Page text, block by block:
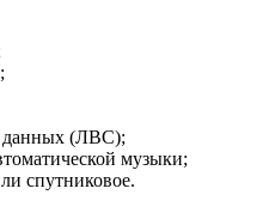
данных (ЛВС);
музыки;
спутниковое.